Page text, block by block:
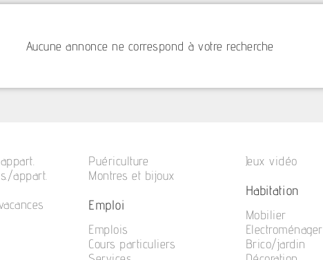
Aucune annonce ne correspond à votre recherche
appart.
Puériculture
Montres et bijoux
Emploi
Emplois
Cours particuliers
Jeux vidéo
Habitation
Mobilier
Electroménager
Brico/jardin